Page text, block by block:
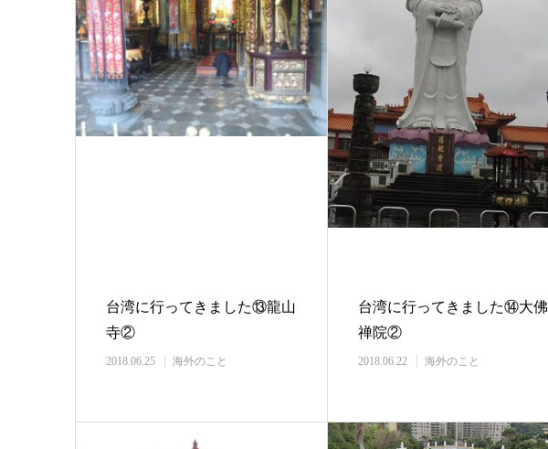
台湾に行ってきました⑬龍山
寺②
2018.06.25 海外のこと
台湾に行ってきました⑭大佛
禅院②
2018.06.22 海外のこと